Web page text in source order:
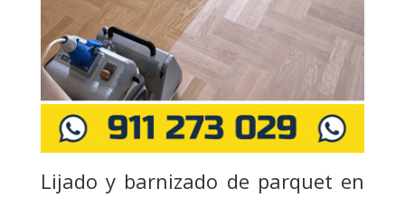
Lijado y barnizado de parquet en